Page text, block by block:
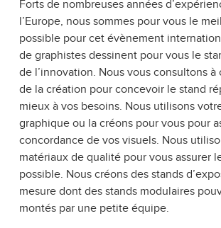
Forts de nombreuses années
l’Europe, nous sommes pour vous le
possible pour cet évènement
de graphistes dessinent pour vous le
de l’innovation. Nous vous consultons à
de la création pour concevoir le stand
mieux à vos besoins. Nous utilisons
graphique ou la créons pour vous pour
concordance de vos visuels. Nous
matériaux de qualité pour vous assurer
possible. Nous créons des stands
mesure dont des stands modulaires
montés par une petite équipe.